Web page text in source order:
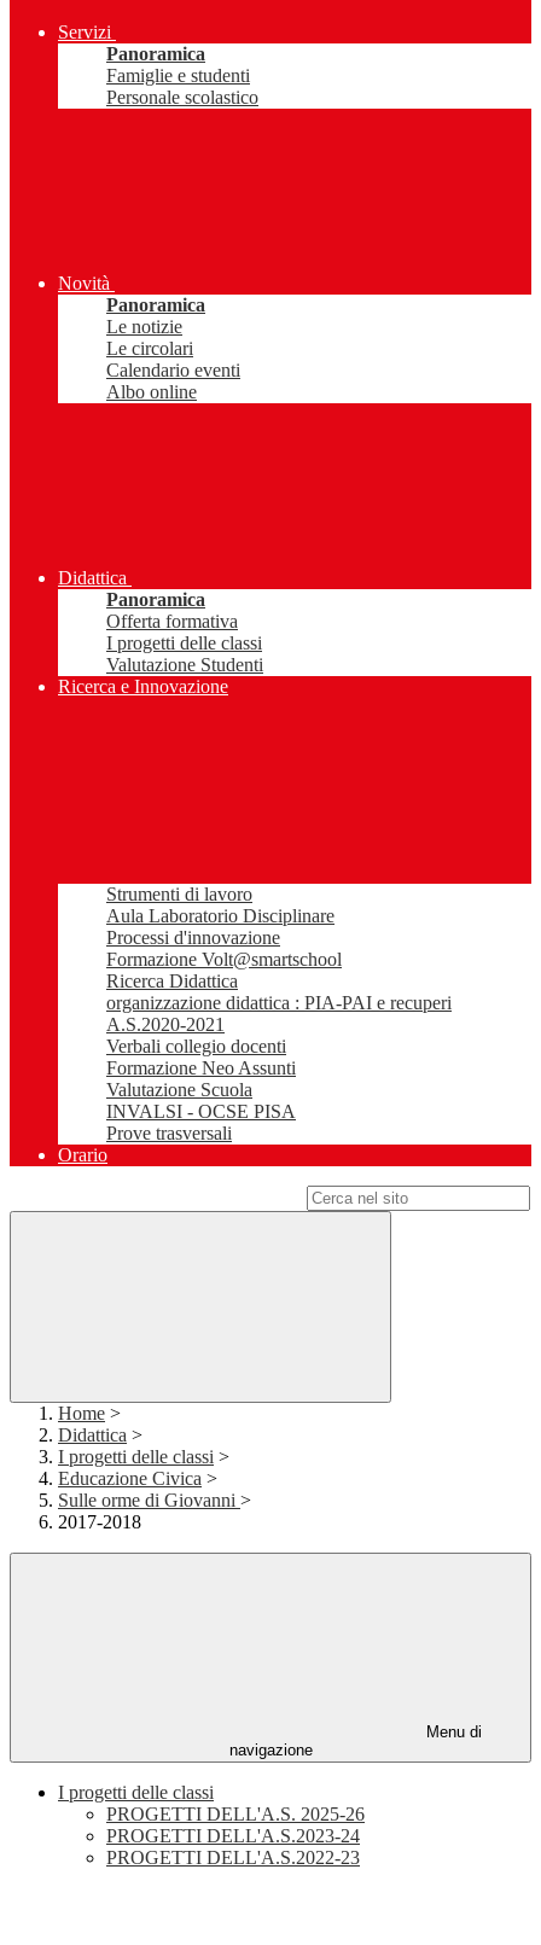
Servizi
Panoramica
Famiglie e studenti
Personale scolastico
Novità
Panoramica
Le notizie
Le circolari
Calendario eventi
Albo online
Didattica
Panoramica
Offerta formativa
I progetti delle classi
Valutazione Studenti
Ricerca e Innovazione
Strumenti di lavoro
Aula Laboratorio Disciplinare
Processi d'innovazione
Formazione Volt@smartschool
Ricerca Didattica
organizzazione didattica : PIA-PAI e recuperi
A.S.2020-2021
Verbali collegio docenti
Formazione Neo Assunti
Valutazione Scuola
INVALSI - OCSE PISA
Prove trasversali
Orario
Home >
Didattica >
I progetti delle classi >
Educazione Civica >
Sulle orme di Giovanni >
2017-2018
Menu di
navigazione
I progetti delle classi
PROGETTI DELL'A.S. 2025-26
PROGETTI DELL'A.S.2023-24
PROGETTI DELL'A.S.2022-23